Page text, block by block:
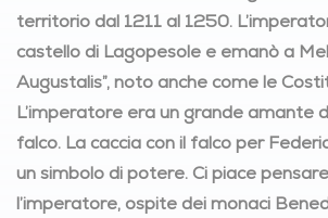
territorio dal 1211 al 1250.
castello di Lagopesole e emanò a
Augustalis”, noto anche come le
L’imperatore era un grande amante
falco. La caccia con il falco per
un simbolo di potere. Ci piace
l’imperatore, ospite dei monaci